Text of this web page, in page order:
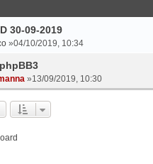
30-09-2019
»04/10/2019, 10:34
»13/09/2019, 10:30